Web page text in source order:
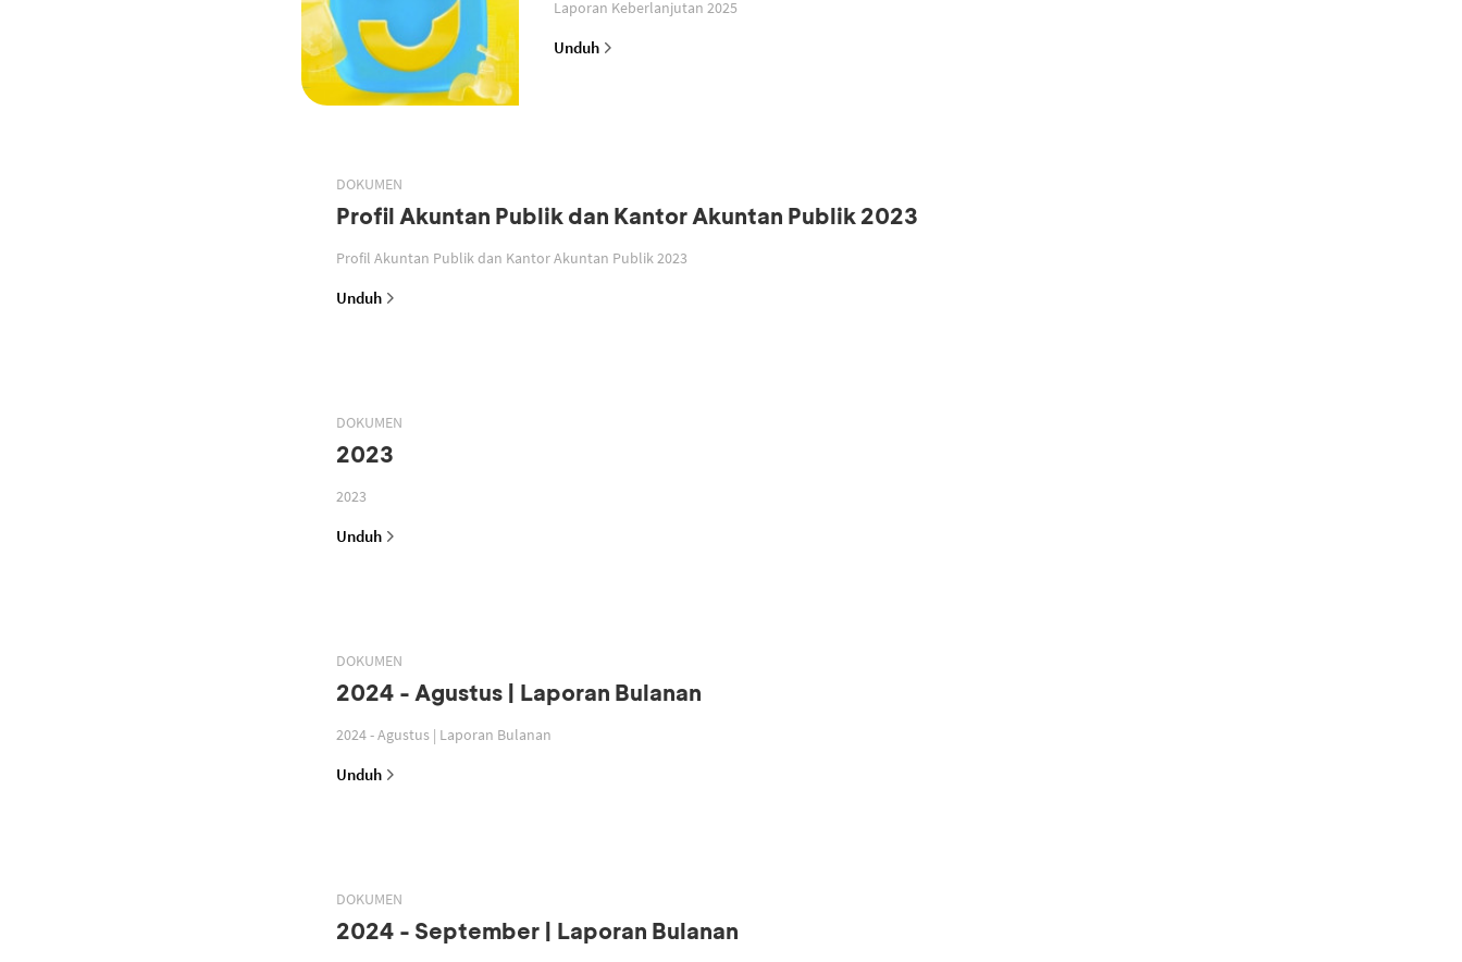
Laporan Keberlanjutan 2025
Unduh
DOKUMEN
Profil Akuntan Publik dan Kantor Akuntan Publik 2023
Profil Akuntan Publik dan Kantor Akuntan Publik 2023
Unduh
DOKUMEN
2023
2023
Unduh
DOKUMEN
2024 - Agustus | Laporan Bulanan
2024 - Agustus | Laporan Bulanan
Unduh
DOKUMEN
2024 - September | Laporan Bulanan